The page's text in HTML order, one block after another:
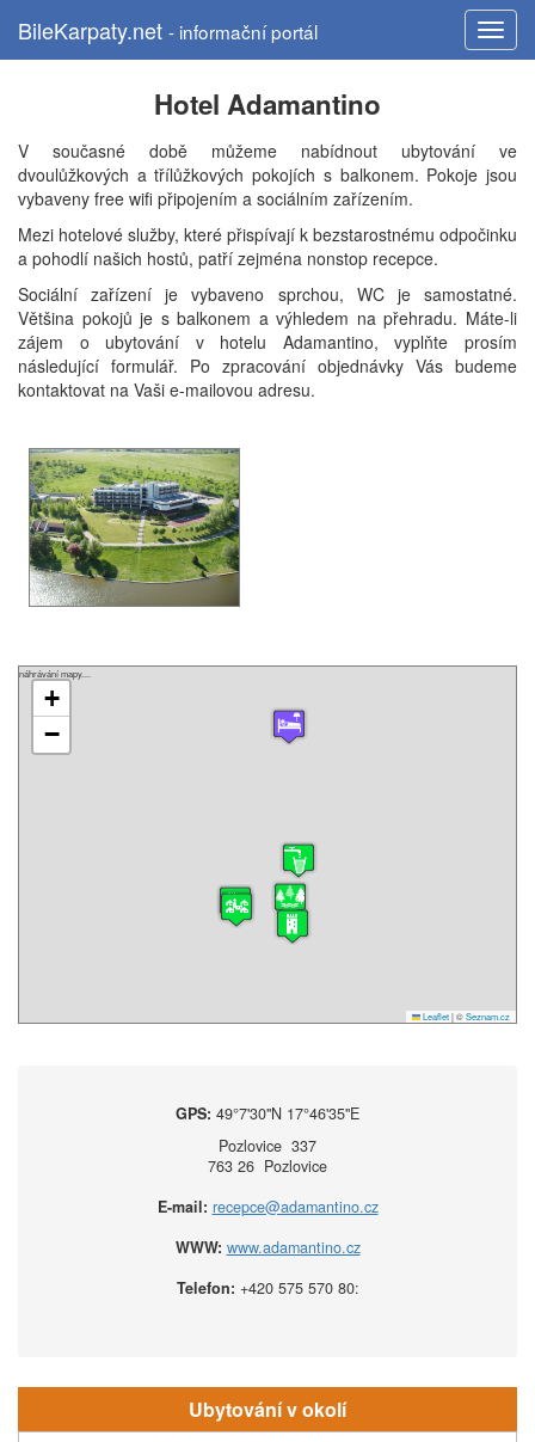
BileKarpaty.net - informační portál
Hotel Adamantino
V současné době můžeme nabídnout ubytování ve
dvoulůžkových a třílůžkových pokojích s balkonem. Pokoje jsou
vybaveny free wifi připojením a sociálním zařízením.
Mezi hotelové služby, které přispívají k bezstarostnému odpočinku
a pohodlí našich hostů, patří zejména nonstop recepce.
Sociální zařízení je vybaveno sprchou, WC je samostatné.
Většina pokojů je s balkonem a výhledem na přehradu. Máte-li
zájem o ubytování v hotelu Adamantino, vyplňte prosím
následující formulář. Po zpracování objednávky Vás budeme
kontaktovat na Vaši e-mailovou adresu.
náhrávání mapy....
+
−
Leaflet|©Seznam.cz
GPS: 49°7'30''N 17°46'35''E
Pozlovice 337
763 26 Pozlovice
E-mail: recepce@adamantino.cz
WWW: www.adamantino.cz
Telefon: +420 575 570 80:
Ubytování v okolí